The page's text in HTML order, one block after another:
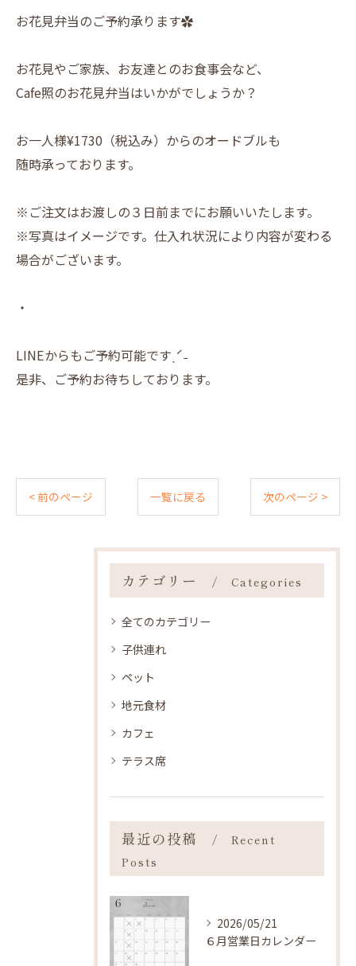
お花見弁当のご予約承ります✿
お花見やご家族、お友達とのお食事会など、
Cafe照のお花見弁当はいかがでしょうか？
お一人様¥1730（税込み）からのオードブルも
随時承っております。
※ご注文はお渡しの３日前までにお願いいたします。
※写真はイメージです。仕入れ状況により内容が変わる
場合がございます。
・
LINEからもご予約可能ですˎˊ˗
是非、ご予約お待ちしております。
< 前のページ 一覧に戻る 次のページ >
カテゴリー Categories
全てのカテゴリー
子供連れ
ペット
地元食材
カフェ
テラス席
最近の投稿
Recent
Posts
2026/05/21
６月営業日カレンダー